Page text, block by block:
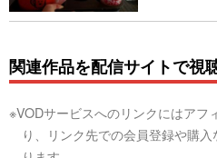
関連作品を配信サイトで視
※VODサービスへのリンクにはアフ
り、リンク先での会員登録や購